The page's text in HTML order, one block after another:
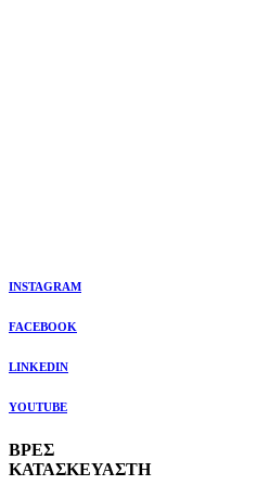
INSTAGRAM
FACEBOOK
LINKEDIN
YOUTUBE
ΒΡΕΣ
ΚΑΤΑΣΚΕΥΑΣΤΗ